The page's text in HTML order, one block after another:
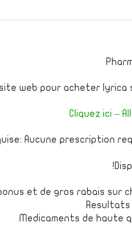
web pour acheter lyrica
Cliquez ici –
Aucune prescription
et de gros rabais sur
Medicaments de haute